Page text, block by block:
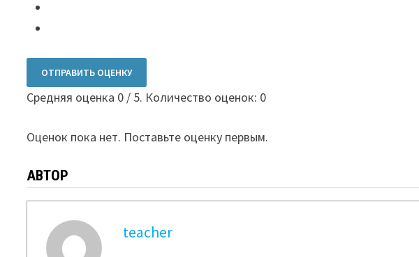
ОТПРАВИТЬ ОЦЕНКУ
Средняя оценка 0 / 5. Количество оценок: 0
Оценок пока нет. Поставьте оценку первым.
АВТОР
teacher